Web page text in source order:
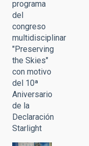
programa
del
congreso
multidisciplinar
"Preserving
the Skies"
con motivo
del 10ª
Aniversario
de la
Declaración
Starlight